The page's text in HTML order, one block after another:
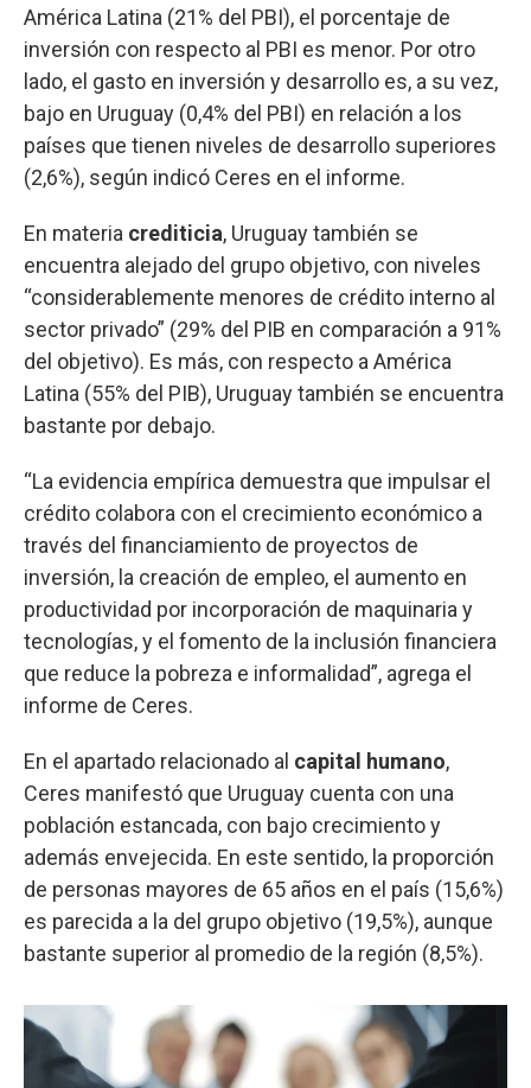
América Latina (21% del PBI), el porcentaje de
inversión con respecto al PBI es menor. Por otro
lado, el gasto en inversión y desarrollo es, a su vez,
bajo en Uruguay (0,4% del PBI) en relación a los
países que tienen niveles de desarrollo superiores
(2,6%), según indicó Ceres en el informe.
En materia crediticia, Uruguay también se
encuentra alejado del grupo objetivo, con niveles
“considerablemente menores de crédito interno al
sector privado” (29% del PIB en comparación a 91%
del objetivo). Es más, con respecto a América
Latina (55% del PIB), Uruguay también se encuentra
bastante por debajo.
“La evidencia empírica demuestra que impulsar el
crédito colabora con el crecimiento económico a
través del financiamiento de proyectos de
inversión, la creación de empleo, el aumento en
productividad por incorporación de maquinaria y
tecnologías, y el fomento de la inclusión financiera
que reduce la pobreza e informalidad”, agrega el
informe de Ceres.
En el apartado relacionado al capital humano,
Ceres manifestó que Uruguay cuenta con una
población estancada, con bajo crecimiento y
además envejecida. En este sentido, la proporción
de personas mayores de 65 años en el país (15,6%)
es parecida a la del grupo objetivo (19,5%), aunque
bastante superior al promedio de la región (8,5%).